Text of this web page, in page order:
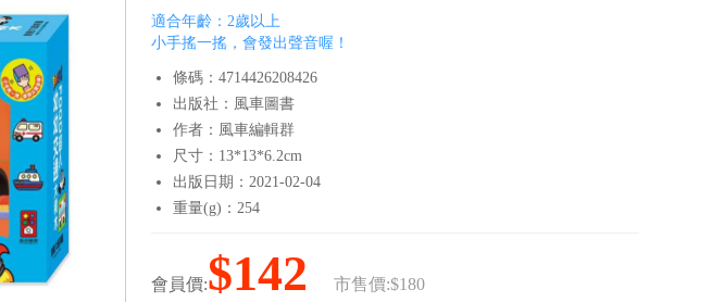
適合年齡：2歲以上
小手搖一搖，會發出聲音喔！
條碼：4714426208426
出版社：風車圖書
作者：風車編輯群
尺寸：13*13*6.2cm
出版日期：2021-02-04
重量(g)：254
會員價:$142 市售價:$180